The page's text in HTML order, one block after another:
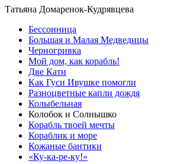
Татьяна Домаренок-Кудрявцева
Бессонница
Большая и Малая Медведицы
Черногривка
Мой дом, как корабль!
Две Кати
Как Гуси Ивушке помогли
Разноцветные капли дождя
Колыбельная
Колобок и Солнышко
Корабль твоей мечты
Кораблик и море
Кожаные бантики
«Ку-ка-ре-ку!»